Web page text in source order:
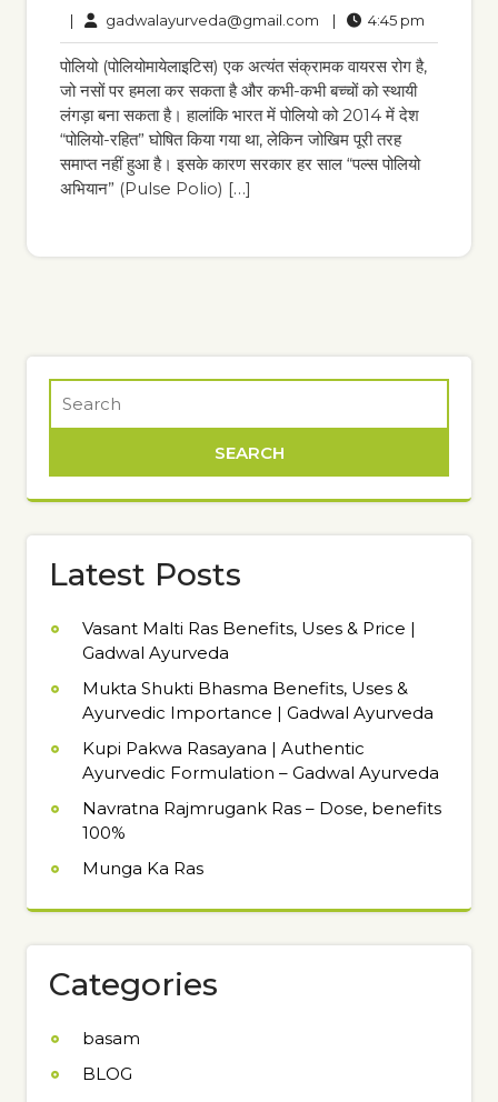
2025
| gadwalayurveda@gmail.com | 4:45 pm
pm
पोलियो (पोलियोमायेलाइटिस) एक अत्यंत संक्रामक वायरस रोग है,
जो नसों पर हमला कर सकता है और कभी-कभी बच्चों को स्थायी
लंगड़ा बना सकता है। हालांकि भारत में पोलियो को 2014 में देश
“पोलियो-रहित” घोषित किया गया था, लेकिन जोखिम पूरी तरह
समाप्त नहीं हुआ है। इसके कारण सरकार हर साल “पल्स पोलियो
अभियान” (Pulse Polio) […]
Latest Posts
Vasant Malti Ras Benefits, Uses & Price |
Gadwal Ayurveda
Mukta Shukti Bhasma Benefits, Uses &
Ayurvedic Importance | Gadwal Ayurveda
Kupi Pakwa Rasayana | Authentic
Ayurvedic Formulation – Gadwal Ayurveda
Navratna Rajmrugank Ras – Dose, benefits
100%
Munga Ka Ras
Categories
basam
BLOG